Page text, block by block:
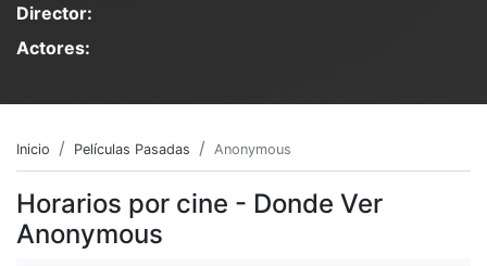
Director:
Actores:
Inicio Películas Pasadas Anonymous
Horarios por cine - Donde Ver
Anonymous